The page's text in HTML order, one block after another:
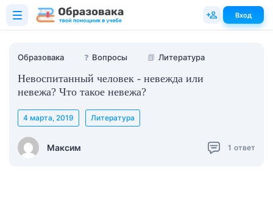
Образовака ❓ Вопросы 📗 Литература
Невоспитанный человек - невежда или
невежа? Что такое невежа?
Максим
4 марта, 2019 Литература
1 ответ
Вход